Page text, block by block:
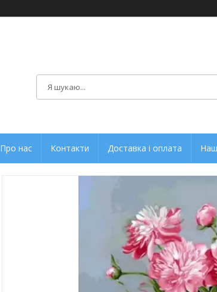
Про нас Контакти Доставка і оплата